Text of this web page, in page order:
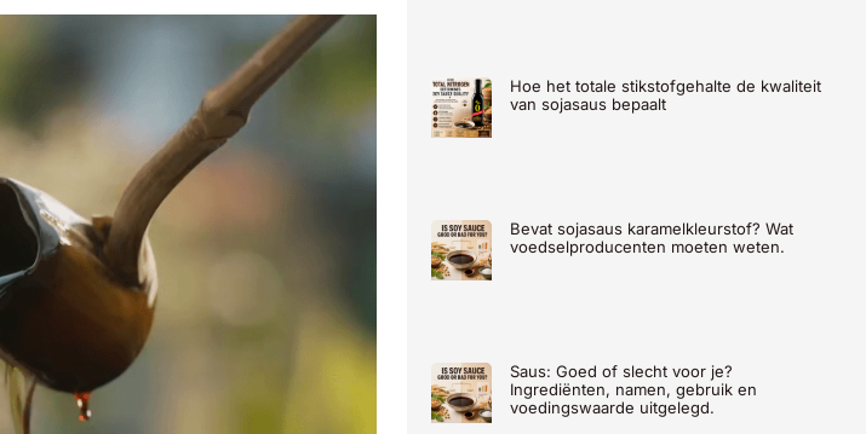
Hoe het totale stikstofgehalte de kwaliteit
van sojasaus bepaalt
Bevat sojasaus karamelkleurstof? Wat
voedselproducenten moeten weten.
Saus: Goed of slecht voor je?
Ingrediënten, namen, gebruik en
voedingswaarde uitgelegd.